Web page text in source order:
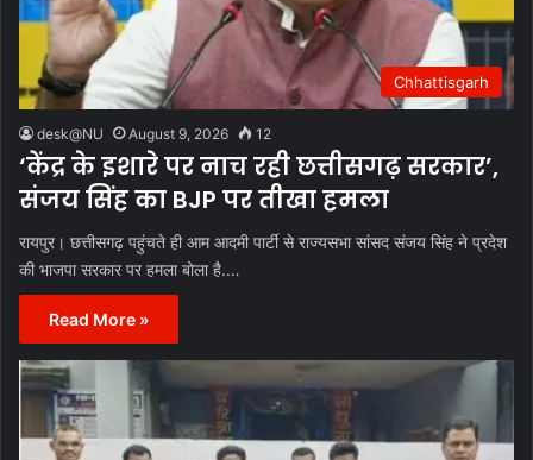
Chhattisgarh
desk@NU August 9, 2026 12
‘केंद्र के इशारे पर नाच रही छत्तीसगढ़ सरकार’,
संजय सिंह का BJP पर तीखा हमला
रायपुर। छत्तीसगढ़ पहुंचते ही आम आदमी पार्टी से राज्यसभा सांसद संजय सिंह ने प्रदेश
की भाजपा सरकार पर हमला बोला है.…
Read More »